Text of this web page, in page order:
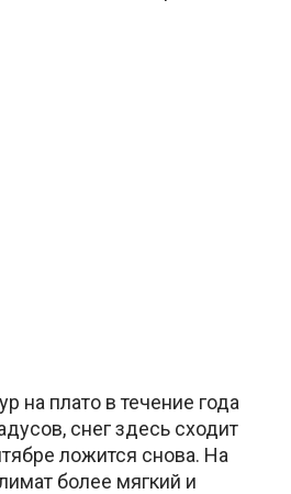
на плато в течение года
снег здесь сходит
ложится снова. На
более мягкий и